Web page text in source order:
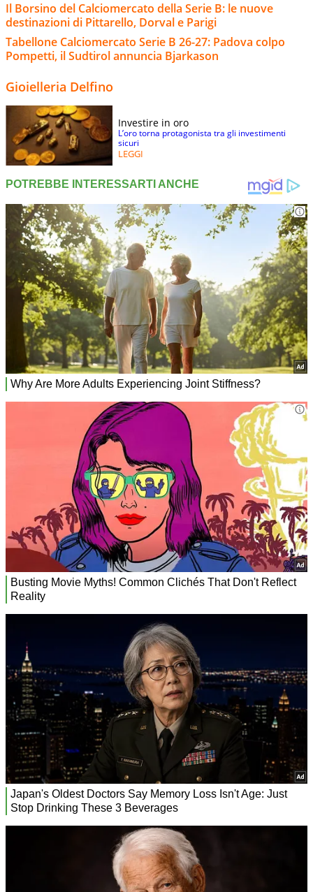
Il Borsino del Calciomercato della Serie B: le nuove
destinazioni di Pittarello, Dorval e Parigi
Tabellone Calciomercato Serie B 26-27: Padova colpo
Pompetti, il Sudtirol annuncia Bjarkason
Gioielleria Delfino
Investire in oro
L’oro torna protagonista tra gli investimenti
sicuri
LEGGI